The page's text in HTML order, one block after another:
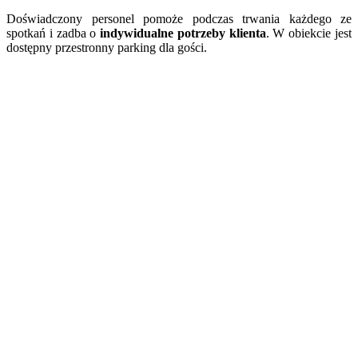
Doświadczony personel pomoże podczas trwania każdego ze
spotkań i zadba oindywidualne potrzeby klienta. W obiekcie jest
dostępny przestronny parking dla gości.